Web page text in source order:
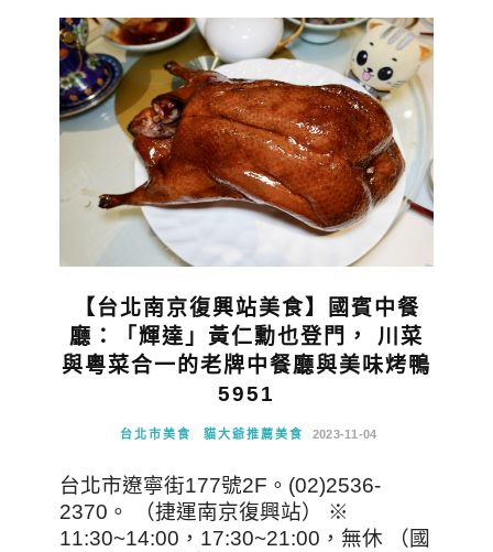
【台北南京復興站美食】國賓中餐
廳：「輝達」黃仁勳也登門， 川菜
與粵菜合一的老牌中餐廳與美味烤鴨
5951
台北市美食 貓大爺推薦美食 2023-11-04
台北市遼寧街177號2F。(02)2536-
2370。 （捷運南京復興站） ※
11:30~14:00，17:30~21:00，無休 （國